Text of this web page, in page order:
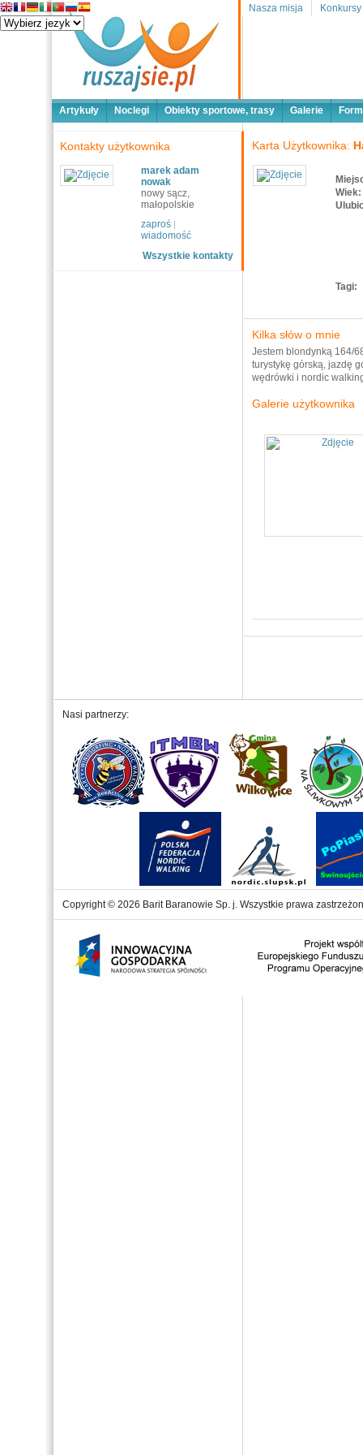
Nasza misja Konkursy
Artykuły Noclegi Obiekty sportowe, trasy Galerie
Kontakty użytkownika
marek adam
nowak
nowy sącz,
małopolskie
zaproś |
wiadomość
Wszystkie kontakty
Karta Użytkownika:
Wiek:
Tagi:
Kilka słów o mnie
Jestem blondynką 164/
turystykę górską, jazdę
wędrówki i nordic
Galerie użytkownika
Nasi partnerzy:
Copyright © 2026 Barit Baranowie Sp. j. Wszystkie prawa